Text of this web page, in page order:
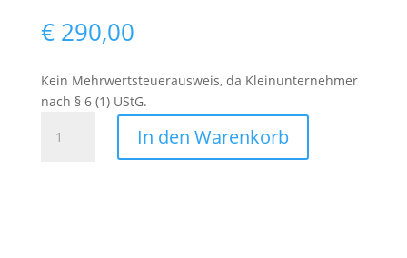
€290,00
Kein Mehrwertsteuerausweis, da Kleinunternehmer
nach § 6 (1) UStG.
entfalten
In den Warenkorb